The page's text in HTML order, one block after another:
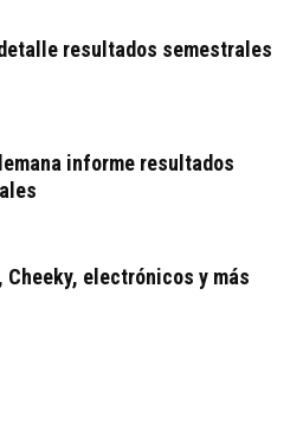
resultados semestrales
informe resultados
Cheeky, electrónicos y más